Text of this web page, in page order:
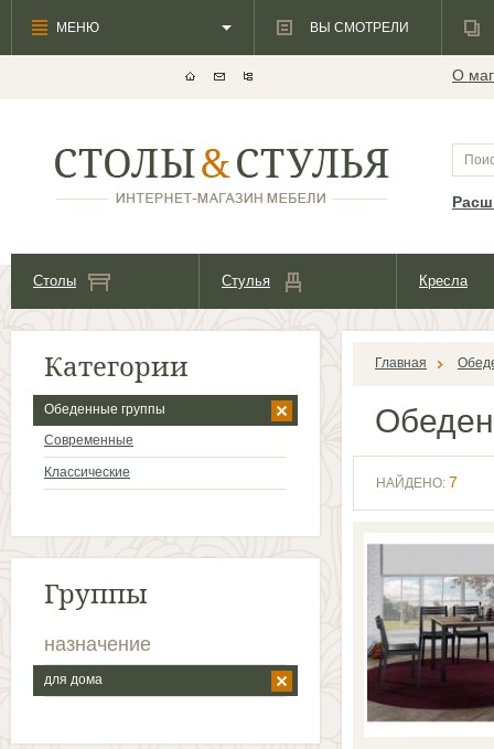
О
Столы Стулья Кресла
Категории
Обеденные группы
Современные
Классические
Группы
назначение
для дома
Главная
НАЙДЕНО: 7
МЕНЮ ВЫ СМОТРЕЛИ